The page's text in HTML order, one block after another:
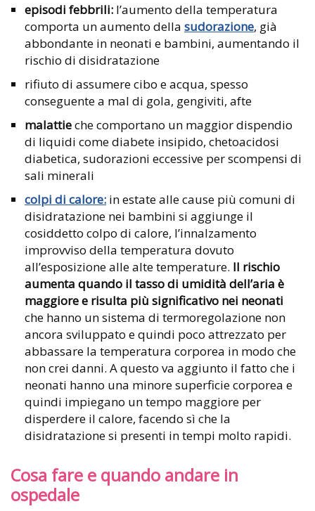
episodi febbrili: l’aumento della temperatura
comporta un aumento della sudorazione, già
abbondante in neonati e bambini, aumentando il
rischio di disidratazione
rifiuto di assumere cibo e acqua, spesso
conseguente a mal di gola, gengiviti, afte
malattieche comportano un maggior dispendio
di liquidi come diabete insipido, chetoacidosi
diabetica, sudorazioni eccessive per scompensi di
sali minerali
colpi di calore: in estate alle cause più comuni di
disidratazione nei bambini si aggiunge il
cosiddetto colpo di calore, l’innalzamento
improvviso della temperatura dovuto
all’esposizione alle alte temperature. Il rischio
aumenta quando il tasso di umidità dell’aria è
maggiore e risulta più significativo nei neonati
che hanno un sistema di termoregolazione non
ancora sviluppato e quindi poco attrezzato per
abbassare la temperatura corporea in modo che
non crei danni. A questo va aggiunto il fatto che i
neonati hanno una minore superficie corporea e
quindi impiegano un tempo maggiore per
disperdere il calore, facendo sì che la
disidratazione si presenti in tempi molto rapidi.
Cosa fare e quando andare in
ospedale